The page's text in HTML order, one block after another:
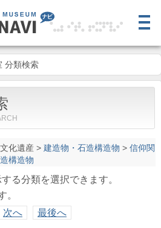
分類検索
化遺産> 建造物・石造構造物 > 信仰関
構造物
る分類を選択できます。
。
次へ 最後へ